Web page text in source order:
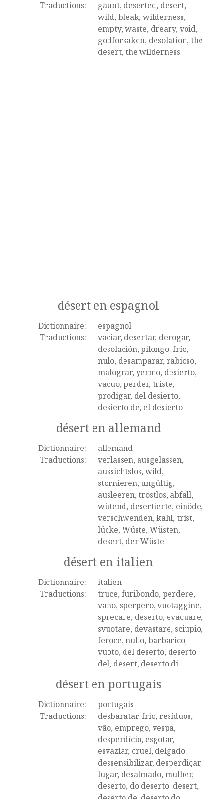
Traductions:
gaunt, deserted, desert,
wild, bleak, wilderness,
empty, waste, dreary, void,
godforsaken, desolation, the
desert, the wilderness
désert en espagnol
Dictionnaire:
espagnol
Traductions:
vaciar, desertar, derogar,
desolación, pilongo, frío,
nulo, desamparar, rabioso,
malograr, yermo, desierto,
vacuo, perder, triste,
prodigar, del desierto,
desierto de, el desierto
désert en allemand
Dictionnaire:
allemand
Traductions:
verlassen, ausgelassen,
aussichtslos, wild,
stornieren, ungültig,
ausleeren, trostlos, abfall,
wütend, desertierte, einöde,
verschwenden, kahl, trist,
lücke, Wüste, Wüsten,
desert, der Wüste
désert en italien
Dictionnaire:
italien
Traductions:
truce, furibondo, perdere,
vano, sperpero, vuotaggine,
sprecare, deserto, evacuare,
svuotare, devastare, sciupio,
feroce, nullo, barbarico,
vuoto, del deserto, deserto
del, desert, deserto di
désert en portugais
Dictionnaire:
portugais
Traductions:
desbaratar, frio, resíduos,
vão, emprego, vespa,
desperdício, esgotar,
esvaziar, cruel, delgado,
dessensibilizar, desperdiçar,
lugar, desalmado, mulher,
deserto, do deserto, desert,